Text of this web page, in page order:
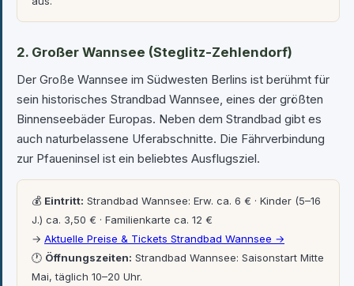
2. Großer Wannsee (Steglitz-Zehlendorf)
Der Große Wannsee im Südwesten Berlins ist berühmt für
sein historisches Strandbad Wannsee, eines der größten
Binnenseebäder Europas. Neben dem Strandbad gibt es
auch naturbelassene Uferabschnitte. Die Fährverbindung
zur Pfaueninsel ist ein beliebtes Ausflugsziel.
💰 Eintritt: Strandbad Wannsee: Erw. ca. 6 € · Kinder (5–16
J.) ca. 3,50 € · Familienkarte ca. 12 €
→ Aktuelle Preise & Tickets Strandbad Wannsee →
🕐 Öffnungszeiten: Strandbad Wannsee: Saisonstart Mitte
Mai, täglich 10–20 Uhr.